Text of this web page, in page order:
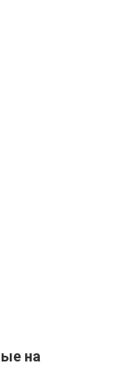
на